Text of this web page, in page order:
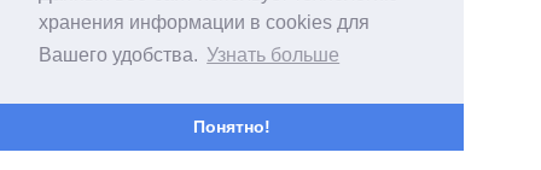
хранения информации в cookies для
Вашего удобства. Узнать больше
Понятно!